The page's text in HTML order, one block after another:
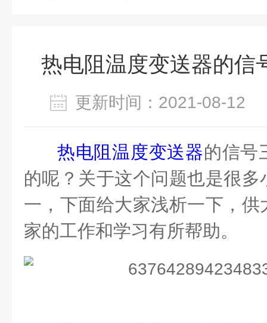
热电阻温度变送器的信
更新时间：2021-08-
热电阻温度变送器的信号
的呢？关于这个问题也是很
一，下面给大家浅析一下，
家的工作和学习有所帮助。